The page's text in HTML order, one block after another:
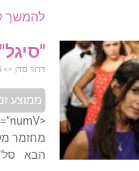
להמשך
דרור סדן 5 בספטמבר 2010
ממוצע
מחזמר
הבא